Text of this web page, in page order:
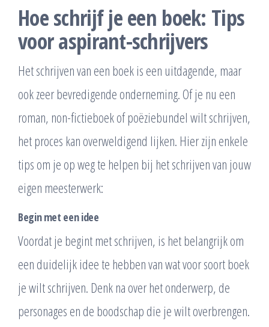
Hoe schrijf je een boek: Tips
voor aspirant-schrijvers
Het schrijven van een boek is een uitdagende, maar
ook zeer bevredigende onderneming. Of je nu een
roman, non-fictieboek of poëziebundel wilt schrijven,
het proces kan overweldigend lijken. Hier zijn enkele
tips om je op weg te helpen bij het schrijven van jouw
eigen meesterwerk:
Begin met een idee
Voordat je begint met schrijven, is het belangrijk om
een duidelijk idee te hebben van wat voor soort boek
je wilt schrijven. Denk na over het onderwerp, de
personages en de boodschap die je wilt overbrengen.